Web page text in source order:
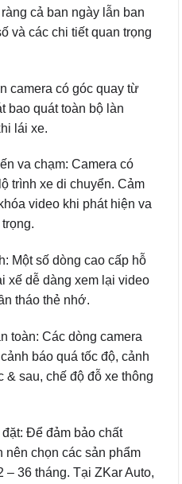
cả ban ngày lẫn ban
và các chi tiết quan trọng
camera có góc quay từ
bao quát toàn bộ làn
lái xe.
va chạm: Camera có
trình xe di chuyển. Cảm
video khi phát hiện va
Một số dòng cao cấp hỗ
xế dễ dàng xem lại video
tháo thẻ nhớ.
toàn: Các dòng camera
báo quá tốc độ, cảnh
sau, chế độ đỗ xe thông
Để đảm bảo chất
nên chọn các sản phẩm
36 tháng. Tại ZKar Auto,